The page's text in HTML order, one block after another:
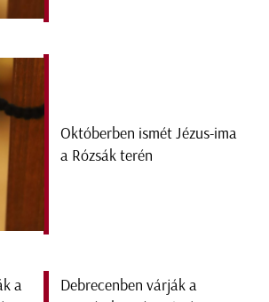
Októberben ismét Jézus-ima
a Rózsák terén
Debrecenben várják a